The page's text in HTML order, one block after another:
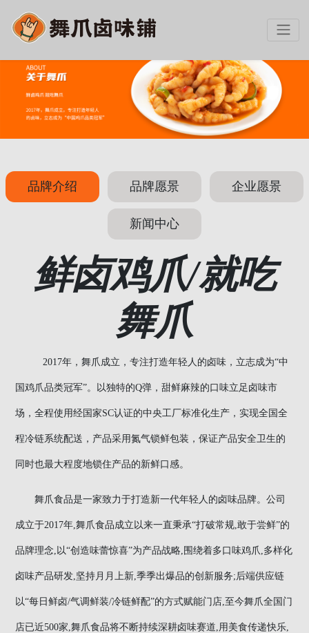
品牌介绍 品牌愿景 企业愿景
新闻中心
鲜卤鸡爪/就吃
舞爪
2017年，舞爪成立，专注打造年轻人的卤味，立志成为“中
国鸡爪品类冠军”。以独特的Q弹，甜鲜麻辣的口味立足卤味市
场，全程使用经国家SC认证的中央工厂标准化生产，实现全国全
程冷链系统配送，产品采用氮气锁鲜包装，保证产品安全卫生的
同时也最大程度地锁住产品的新鲜口感。
舞爪食品是一家致力于打造新一代年轻人的卤味品牌。公司
成立于2017年,舞爪食品成立以来一直秉承“打破常规,敢于尝鲜”的
品牌理念,以“创造味蕾惊喜”为产品战略,围绕着多口味鸡爪,多样化
卤味产品研发,坚持月月上新,季季出爆品的创新服务;后端供应链
以“每日鲜卤/气调鲜装/冷链鲜配”的方式赋能门店,至今舞爪全国门
店已近500家,舞爪食品将不断持续深耕卤味赛道,用美食传递快乐,